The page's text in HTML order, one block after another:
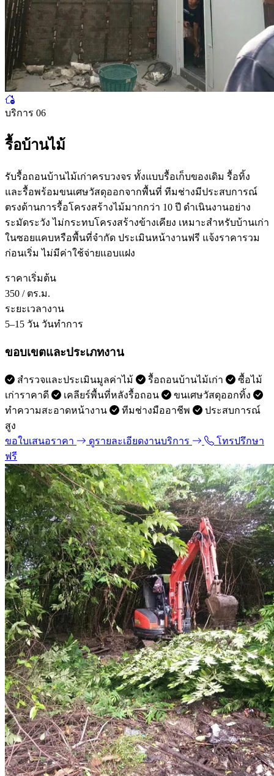
บริการ 06
รื้อบ้านไม้
รับรื้อถอนบ้านไม้เก่าครบวงจร ทั้งแบบรื้อเก็บของเดิม รื้อทิ้ง
และรื้อพร้อมขนเศษวัสดุออกจากพื้นที่ ทีมช่างมีประสบการณ์
ตรงด้านการรื้อโครงสร้างไม้มากกว่า 10 ปี ดำเนินงานอย่าง
ระมัดระวัง ไม่กระทบโครงสร้างข้างเคียง เหมาะสำหรับบ้านเก่า
ในซอยแคบหรือพื้นที่จำกัด ประเมินหน้างานฟรี แจ้งราคารวม
ก่อนเริ่ม ไม่มีค่าใช้จ่ายแอบแฝง
ราคาเริ่มต้น
350 / ตร.ม.
ระยะเวลางาน
5–15 วัน วันทำการ
ขอบเขตและประเภทงาน
สำรวจและประเมินมูลค่าไม้ รื้อถอนบ้านไม้เก่า
ซื้อไม้
เก่าราคาดี
เคลียร์พื้นที่หลังรื้อถอน
ขนเศษวัสดุออกทิ้ง
ทำความสะอาดหน้างาน
ทีมช่างมืออาชีพ
ประสบการณ์
สูง
ขอใบเสนอราคา
ดูรายละเอียดงานบริการ
โทรปรึกษา
ฟรี